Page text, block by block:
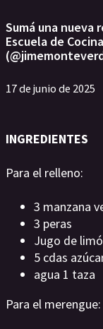
Sumá una
Escuela de
17 de junio de 2025
INGREDIENTES
Para el relleno:
3 manzana
3 peras
Jugo de
5 cdas
agua 1 taza
Para el merengue: